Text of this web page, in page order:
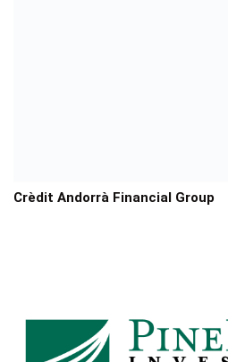
Crèdit Andorrà Financial Group